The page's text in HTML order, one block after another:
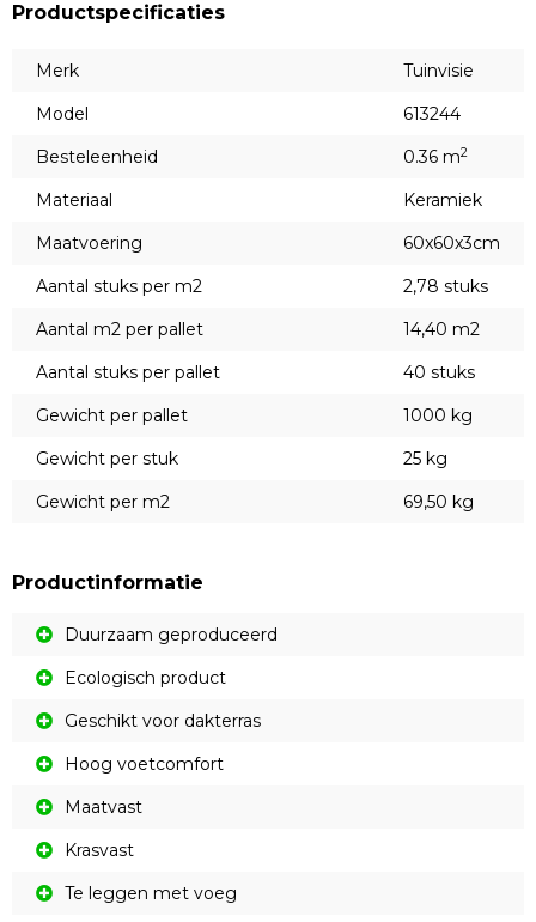
Productspecificaties
Merk
Tuinvisie
Model
613244
Besteleenheid
0.36 m2
Materiaal
Keramiek
Maatvoering
60x60x3cm
Aantal stuks per m2
2,78 stuks
Aantal m2 per pallet
14,40 m2
Aantal stuks per pallet
40 stuks
Gewicht per pallet
1000 kg
Gewicht per stuk
25 kg
Gewicht per m2
69,50 kg
Productinformatie
Duurzaam geproduceerd
Ecologisch product
Geschikt voor dakterras
Hoog voetcomfort
Maatvast
Krasvast
Te leggen met voeg